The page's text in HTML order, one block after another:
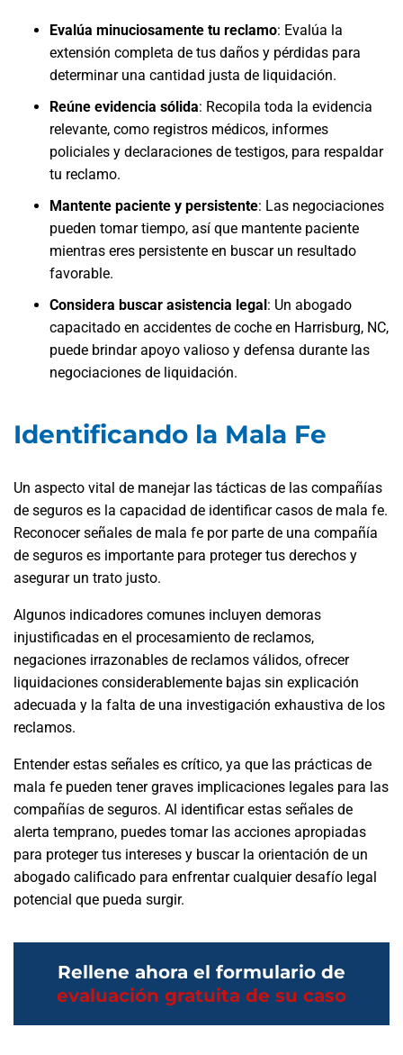
Evalúa minuciosamente tu reclamo: Evalúa la
extensión completa de tus daños y pérdidas para
determinar una cantidad justa de liquidación.
Reúne evidencia sólida: Recopila toda la evidencia
relevante, como registros médicos, informes
policiales y declaraciones de testigos, para respaldar
tu reclamo.
Mantente paciente y persistente: Las negociaciones
pueden tomar tiempo, así que mantente paciente
mientras eres persistente en buscar un resultado
favorable.
Considera buscar asistencia legal: Un abogado
capacitado en accidentes de coche en Harrisburg, NC,
puede brindar apoyo valioso y defensa durante las
negociaciones de liquidación.
Identificando la Mala Fe
Un aspecto vital de manejar las tácticas de las compañías
de seguros es la capacidad de identificar casos de mala fe.
Reconocer señales de mala fe por parte de una compañía
de seguros es importante para proteger tus derechos y
asegurar un trato justo.
Algunos indicadores comunes incluyen demoras
injustificadas en el procesamiento de reclamos,
negaciones irrazonables de reclamos válidos, ofrecer
liquidaciones considerablemente bajas sin explicación
adecuada y la falta de una investigación exhaustiva de los
reclamos.
Entender estas señales es crítico, ya que las prácticas de
mala fe pueden tener graves implicaciones legales para las
compañías de seguros. Al identificar estas señales de
alerta temprano, puedes tomar las acciones apropiadas
para proteger tus intereses y buscar la orientación de un
abogado calificado para enfrentar cualquier desafío legal
potencial que pueda surgir.
Rellene ahora el formulario de
evaluación gratuita de su caso